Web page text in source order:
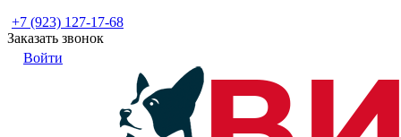
+7 (923) 127-17-68
Заказать звонок
Войти